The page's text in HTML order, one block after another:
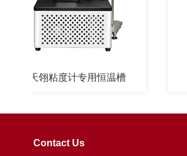
天翎粘度计专用恒温槽
Contact Us